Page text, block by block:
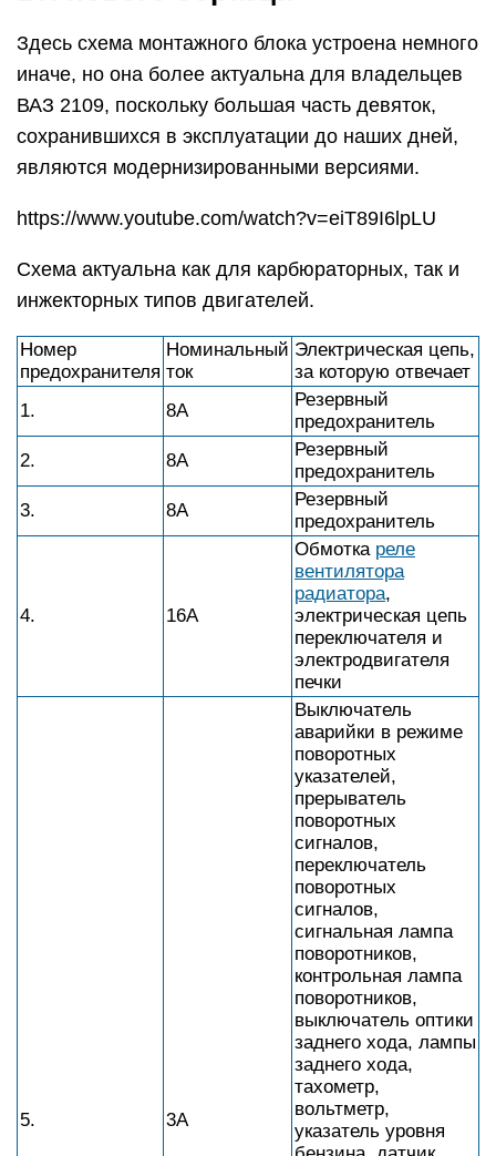
Здесь схема монтажного блока устроена немного
иначе, но она более актуальна для владельцев
ВАЗ 2109, поскольку большая часть девяток,
сохранившихся в эксплуатации до наших дней,
являются модернизированными версиями.
https://www.youtube.com/watch?v=eiT89I6lpLU
Схема актуальна как для карбюраторных, так и
инжекторных типов двигателей.
Номер
предохранителя
Номинальный
ток
Электрическая цепь,
за которую отвечает
1.
8А
Резервный
предохранитель
2.
8А
Резервный
предохранитель
3.
8А
Резервный
предохранитель
4. 16А
Обмотка реле
вентилятора
радиатора,
электрическая цепь
переключателя и
электродвигателя
печки
5. 3А
Выключатель
аварийки в режиме
поворотных
указателей,
прерыватель
поворотных
сигналов,
переключатель
поворотных
сигналов,
сигнальная лампа
поворотников,
контрольная лампа
поворотников,
выключатель оптики
заднего хода, лампы
заднего хода,
тахометр,
вольтметр,
указатель уровня